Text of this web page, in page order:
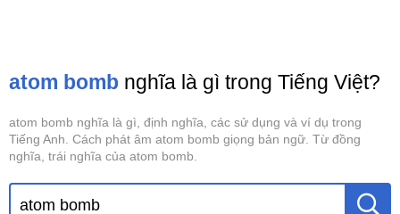
atom bomb nghĩa là gì trong Tiếng Việt?
atom bomb nghĩa là gì, định nghĩa, các sử dụng và ví dụ trong
Tiếng Anh. Cách phát âm atom bomb giọng bản ngữ. Từ đồng
nghĩa, trái nghĩa của atom bomb.